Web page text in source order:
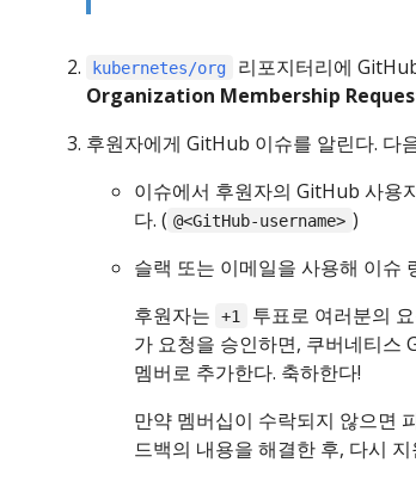
kubernetes/org
리포지터리에
Organization Membership
후원자에게 GitHub 이슈를 알린다. 다
이슈에서 후원자의 GitHub 사용
다. ( @<GitHub-username> )
슬랙 또는 이메일을 사용해 이슈
후원자는
+1
투표로 여러분의
가 요청을 승인하면, 쿠버네티스
멤버로 추가한다. 축하한다!
만약 멤버십이 수락되지 않으면
드백의 내용을 해결한 후, 다시 지